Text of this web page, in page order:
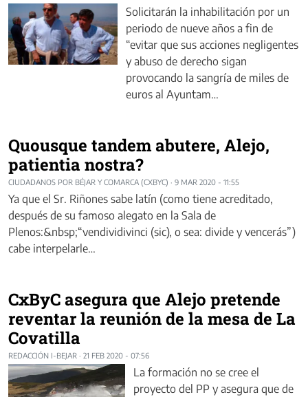
Solicitarán la inhabilitación por un
periodo de nueve años a fin de
“evitar que sus acciones negligentes
y abuso de derecho sigan
provocando la sangría de miles de
euros al Ayuntam…
Quousque tandem abutere, Alejo,
patientia nostra?
CIUDADANOS POR BÉJAR Y COMARCA (CXBYC) · 9 MAR 2020 - 11:55
Ya que el Sr. Riñones sabe latín (como tiene acreditado,
después de su famoso alegato en la Sala de
Plenos:&nbsp;“vendividivinci (sic), o sea: divide y vencerás”)
cabe interpelarle…
CxByC asegura que Alejo pretende
reventar la reunión de la mesa de La
Covatilla
REDACCIÓN I-BEJAR · 21 FEB 2020 - 07:56
La formación no se cree el
proyecto del PP y asegura que de